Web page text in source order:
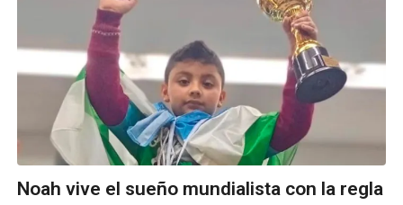
Noah vive el sueño mundialista con la regla